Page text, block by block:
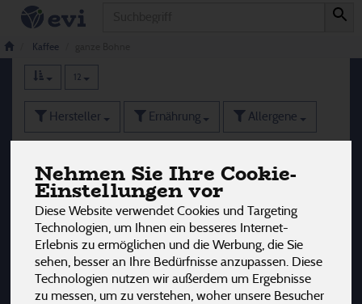
Nehmen Sie Ihre Cookie-
Einstellungen vor
Diese Website verwendet Cookies und Targeting
Technologien, um Ihnen ein besseres Internet-
Erlebnis zu ermöglichen und die Werbung, die Sie
sehen, besser an Ihre Bedürfnisse anzupassen. Diese
Technologien nutzen wir außerdem um Ergebnisse
zu messen, um zu verstehen, woher unsere Besucher
Kaffee
ganze Bohne
12
Hersteller Ernährung Allergene